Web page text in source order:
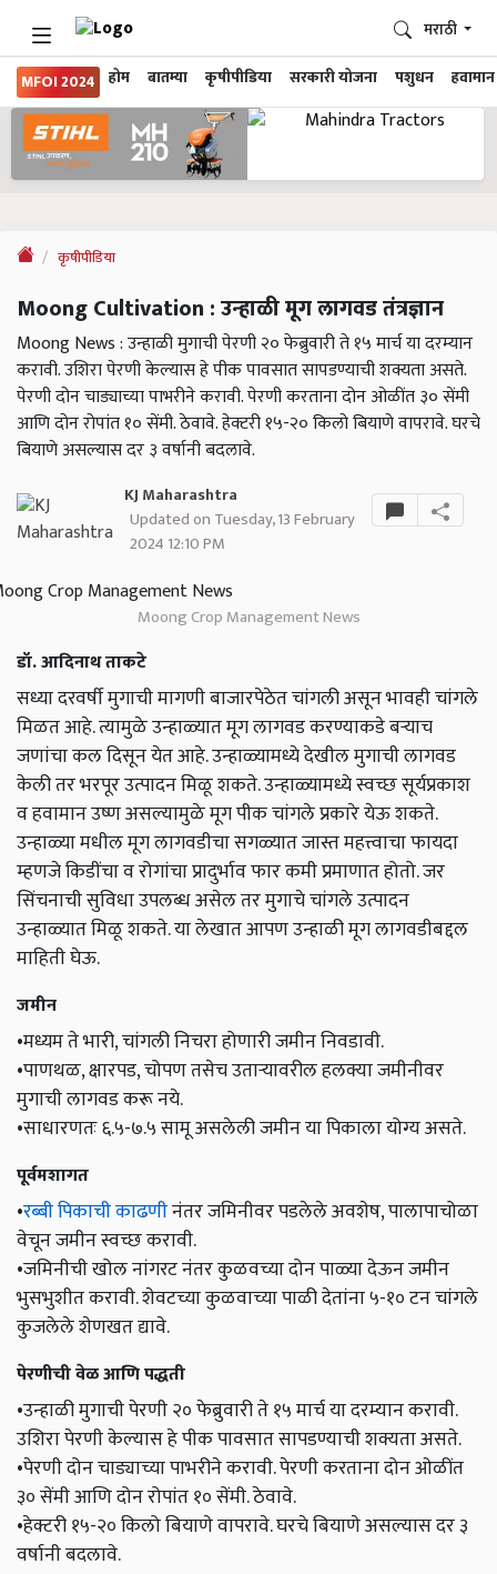
MFOI 2024 होम बातम्या कृषीपीडिया सरकारी योजना पशुधन हवामान
मराठी
कृषीपीडिया
Moong Cultivation : उन्हाळी मूग लागवड तंत्रज्ञान
Moong News : उन्हाळी मुगाची पेरणी २० फेब्रुवारी ते १५ मार्च या दरम्यान
करावी. उशिरा पेरणी केल्यास हे पीक पावसात सापडण्याची शक्यता असते.
पेरणी दोन चाड्याच्या पाभरीने करावी. पेरणी करताना दोन ओळींत ३० सेंमी
आणि दोन रोपांत १० सेंमी. ठेवावे. हेक्टरी १५-२० किलो बियाणे वापरावे. घरचे
बियाणे असल्यास दर ३ वर्षानी बदलावे.
KJ Maharashtra
Updated on Tuesday, 13 February
2024 12:10 PM
Moong Crop Management News
डॉ. आदिनाथ ताकटे
सध्या दरवर्षी मुगाची मागणी बाजारपेठेत चांगली असून भावही चांगले
मिळत आहे. त्यामुळे उन्हाळ्यात मूग लागवड करण्याकडे बऱ्याच
जणांचा कल दिसून येत आहे. उन्हाळ्यामध्ये देखील मुगाची लागवड
केली तर भरपूर उत्पादन मिळू शकते. उन्हाळ्यामध्ये स्वच्छ सूर्यप्रकाश
व हवामान उष्ण असल्यामुळे मूग पीक चांगले प्रकारे येऊ शकते.
उन्हाळ्या मधील मूग लागवडीचा सगळ्यात जास्त महत्त्वाचा फायदा
म्हणजे किडींचा व रोगांचा प्रादुर्भाव फार कमी प्रमाणात होतो. जर
सिंचनाची सुविधा उपलब्ध असेल तर मुगाचे चांगले उत्पादन
उन्हाळ्यात मिळू शकते. या लेखात आपण उन्हाळी मूग लागवडीबद्दल
माहिती घेऊ.
जमीन
•मध्यम ते भारी, चांगली निचरा होणारी जमीन निवडावी.
•पाणथळ, क्षारपड, चोपण तसेच उताऱ्यावरील हलक्या जमीनीवर
मुगाची लागवड करू नये.
•साधारणतः ६.५-७.५ सामू असलेली जमीन या पिकाला योग्य असते.
पूर्वमशागत
•रब्बी पिकाची काढणीनंतर जमिनीवर पडलेले अवशेष, पालापाचोळा
वेचून जमीन स्वच्छ करावी.
•जमिनीची खोल नांगरट नंतर कुळवच्या दोन पाळ्या देऊन जमीन
भुसभुशीत करावी. शेवटच्या कुळवाच्या पाळी देतांना ५-१० टन चांगले
कुजलेले शेणखत द्यावे.
पेरणीची वेळ आणि पद्धती
•उन्हाळी मुगाची पेरणी २० फेब्रुवारी ते १५ मार्च या दरम्यान करावी.
उशिरा पेरणी केल्यास हे पीक पावसात सापडण्याची शक्यता असते.
•पेरणी दोन चाड्याच्या पाभरीने करावी. पेरणी करताना दोन ओळींत
३० सेंमी आणि दोन रोपांत १० सेंमी. ठेवावे.
•हेक्टरी १५-२० किलो बियाणे वापरावे. घरचे बियाणे असल्यास दर ३
वर्षानी बदलावे.